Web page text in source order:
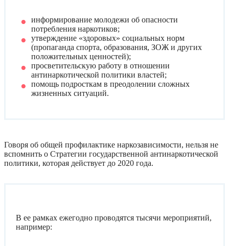
информирование молодежи об опасности
потребления наркотиков;
утверждение «здоровых» социальных норм
(пропаганда спорта, образования, ЗОЖ и других
положительных ценностей);
просветительскую работу в отношении
антинаркотической политики властей;
помощь подросткам в преодолении сложных
жизненных ситуаций.
Говоря об общей профилактике наркозависимости, нельзя не
вспомнить о Стратегии государственной антинаркотической
политики, которая действует до 2020 года.
В ее рамках ежегодно проводятся тысячи мероприятий,
например: